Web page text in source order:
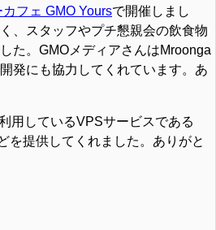
フェ GMO Yoursで開催しまし
、スタッフやプチ懇親会の飲食物
た。GMOメディアさんはMroonga
発にも協力してくれています。あ
用しているVPSサービスである
を提供してくれました。ありがと